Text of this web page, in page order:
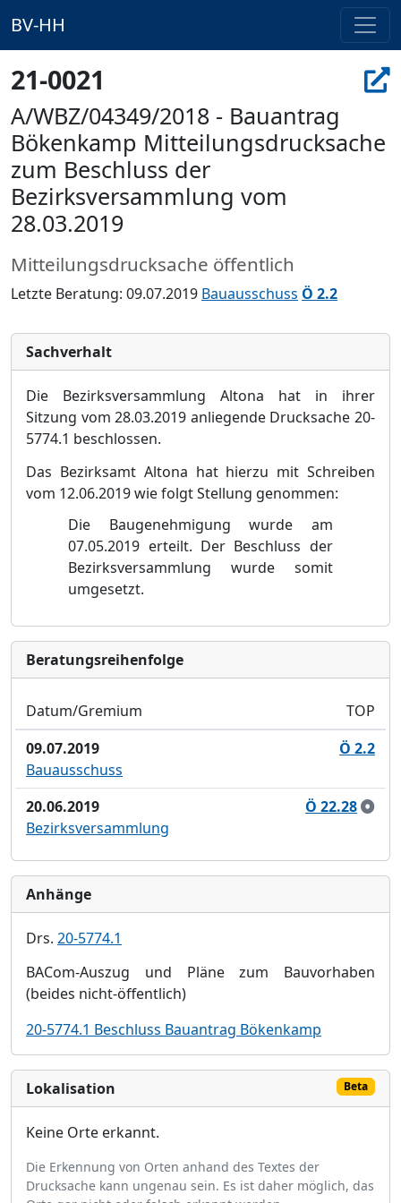
BV-HH
21-0021
A/WBZ/04349/2018 - Bauantrag
Bökenkamp Mitteilungsdrucksache
zum Beschluss der
Bezirksversammlung vom
28.03.2019
Mitteilungsdrucksache öffentlich
Letzte Beratung: 09.07.2019 Bauausschuss Ö 2.2
Sachverhalt
Die Bezirksversammlung Altona hat in ihrer
Sitzung vom28.03.2019 anliegende Drucksache 20-
5774.1 beschlossen.
Das Bezirksamt Altona hat hierzu mit Schreiben
vom 12.06.2019wie folgt Stellung genommen:
Die Baugenehmigung wurde am
07.05.2019 erteilt. Der Beschluss der
Bezirksversammlung wurde somit
umgesetzt.
Bera­tungs­reihen­folge
Datum/Gremium
TOP
09.07.2019
Ö 2.2
Bauausschuss
20.06.2019
Ö 22.28
Bezirksversammlung
Anhänge
Drs. 20-5774.1
BACom-Auszug und Pläne zum Bauvorhaben
(beides nicht-öffentlich)
20-5774.1 Beschluss Bauantrag Bökenkamp
Lokalisation Beta
Keine Orte erkannt.
Die Erkennung von Orten anhand des Textes der
Drucksache kann ungenau sein. Es ist daher möglich, das